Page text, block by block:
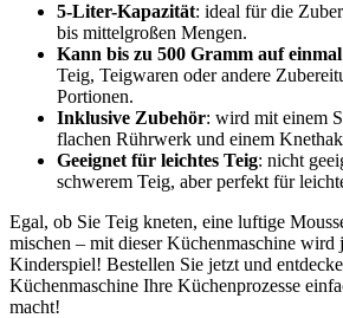
5-Liter-Kapazität: ideal für die
bis mittelgroßen Mengen.
Kann bis zu 500 Gramm auf
Teig, Teigwaren oder andere
Portionen.
Inklusive Zubehör: wird mit einem
flachen Rührwerk und einem
Geeignet für leichtes Teig: nicht
schwerem Teig, aber perfekt für
Egal, ob Sie Teig kneten, eine luftige
mischen – mit dieser Küchenmaschine wird
Kinderspiel! Bestellen Sie jetzt und
Küchenmaschine Ihre Küchenprozesse
macht!